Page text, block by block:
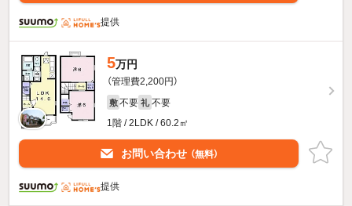
提供
5万円
（管理費2,200円）
敷 不要 礼 不要
1階 / 2LDK / 60.2㎡
お問い合わせ （無料）
提供